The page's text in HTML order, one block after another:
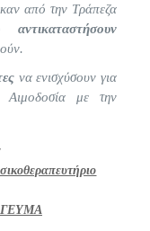
από την Τράπεζα
αντικαταστήσουν
να ενισχύσουν για
Αιμοδοσία με την